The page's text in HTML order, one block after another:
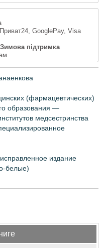
GooglePay, Visa
підтримка
(фармацевтических)
образования —
медсестринства
издание
белые)